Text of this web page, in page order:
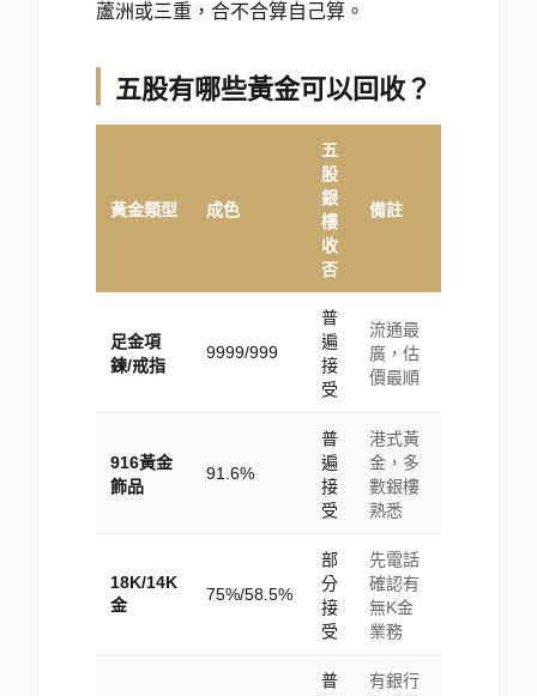
蘆洲或三重，合不合算自己算。
五股有哪些黃金可以回收？
黃金類型 成色
五
股
銀
樓
收
否
備註
足金項
鍊/戒指
9999/999
普
遍
接
受
流通最
廣，估
價最順
916黃金
飾品
91.6%
普
遍
接
受
港式黃
金，多
數銀樓
熟悉
18K/14K
金
75%/58.5%
部
分
接
受
先電話
確認有
無K金
業務
普
有銀行